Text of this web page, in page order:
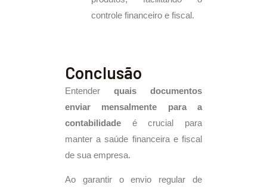
controle financeiro e fiscal.
Conclusão
Entender quais documentos
enviar mensalmente para a
contabilidade é crucial para
manter a saúde financeira e fiscal
de sua empresa.
Ao garantir o envio regular de